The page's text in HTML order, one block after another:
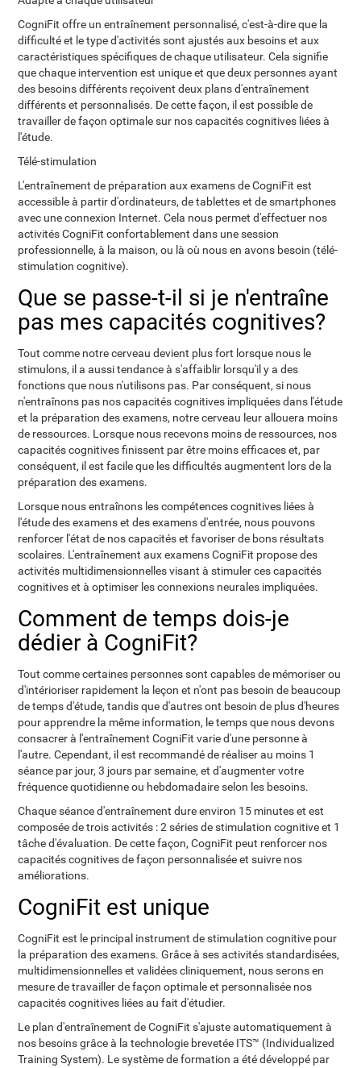
CogniFit offre un entraînement personnalisé, c'est-à-dire que la
difficulté et le type d'activités sont ajustés aux besoins et aux
caractéristiques spécifiques de chaque utilisateur. Cela signifie
que chaque intervention est unique et que deux personnes ayant
des besoins différents reçoivent deux plans d'entraînement
différents et personnalisés. De cette façon, il est possible de
travailler de façon optimale sur nos capacités cognitives liées à
l'étude.
Télé-stimulation
L'entraînement de préparation aux examens de CogniFit est
accessible à partir d'ordinateurs, de tablettes et de smartphones
avec une connexion Internet. Cela nous permet d'effectuer nos
activités CogniFit confortablement dans une session
professionnelle, à la maison, ou là où nous en avons besoin (télé-
stimulation cognitive).
Que se passe-t-il si je n'entraîne
pas mes capacités cognitives?
Tout comme notre cerveau devient plus fort lorsque nous le
stimulons, il a aussi tendance à s'affaiblir lorsqu'il y a des
fonctions que nous n'utilisons pas. Par conséquent, si nous
n'entraînons pas nos capacités cognitives impliquées dans l'étude
et la préparation des examens, notre cerveau leur allouera moins
de ressources. Lorsque nous recevons moins de ressources, nos
capacités cognitives finissent par être moins efficaces et, par
conséquent, il est facile que les difficultés augmentent lors de la
préparation des examens.
Lorsque nous entraînons les compétences cognitives liées à
l'étude des examens et des examens d'entrée, nous pouvons
renforcer l'état de nos capacités et favoriser de bons résultats
scolaires. L'entraînement aux examens CogniFit propose des
activités multidimensionnelles visant à stimuler ces capacités
cognitives et à optimiser les connexions neurales impliquées.
Comment de temps dois-je
dédier à CogniFit?
Tout comme certaines personnes sont capables de mémoriser ou
d'intérioriser rapidement la leçon et n'ont pas besoin de beaucoup
de temps d'étude, tandis que d'autres ont besoin de plus d'heures
pour apprendre la même information, le temps que nous devons
consacrer à l'entraînement CogniFit varie d'une personne à
l'autre. Cependant, il est recommandé de réaliser au moins 1
séance par jour, 3 jours par semaine, et d'augmenter votre
fréquence quotidienne ou hebdomadaire selon les besoins.
Chaque séance d'entraînement dure environ 15 minutes et est
composée de trois activités : 2 séries de stimulation cognitive et 1
tâche d'évaluation. De cette façon, CogniFit peut renforcer nos
capacités cognitives de façon personnalisée et suivre nos
améliorations.
CogniFit est unique
CogniFit est le principal instrument de stimulation cognitive pour
la préparation des examens. Grâce à ses activités standardisées,
multidimensionnelles et validées cliniquement, nous serons en
mesure de travailler de façon optimale et personnalisée nos
capacités cognitives liées au fait d'étudier.
Le plan d'entraînement de CogniFit s'ajuste automatiquement à
nos besoins grâce à la technologie brevetée ITS™ (Individualized
Training System). Le système de formation a été développé par